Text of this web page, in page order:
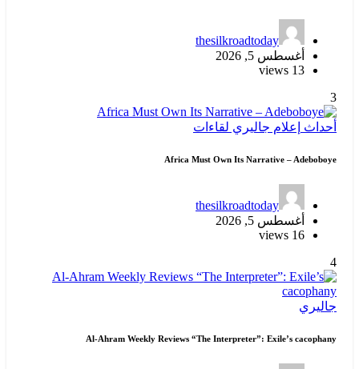
thesilkroadtoday
أغسطس 5, 2026
13 views
3
أحداث إعلام جاليري لقاءات
Africa Must Own Its Narrative – Adeboboye
thesilkroadtoday
أغسطس 5, 2026
16 views
4
جاليري
Al-Ahram Weekly Reviews “The Interpreter”: Exile’s cacophany